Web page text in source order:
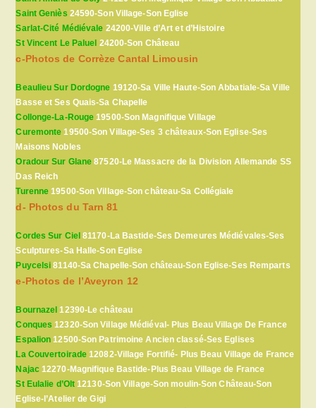
Saint Geniès 24590-Son Village-Son Eglise
Sarlat-Cité Médiévale 24200-Ville d’Art et d’Histoire
St Vincent Le Paluel 24200-Son Château
c-Photos de Corrèze Cantal Limousin
Beaulieu Sur Dordogne 19120-Sa Ville Haute-Son Abbatiale-Sa Ville
Basse et Ses Quais-Sa Chapelle
Collonge-La-Rouge 19500-Son Magnifique Village
Curemonte 19500-Son Village-Ses 3 châteaux-Son Eglise-Ses
Maisons Nobles
Oradour Sur Glane 87520-Le Massacre de la Division Allemande SS
Das Reich
Turenne 19500-Son Village-Son château-Sa Collégiale
d- Photos du Tarn 81
Cordes Sur Ciel 81170-La Bastide-Ses Demeures Médiévales-Ses
Sculptures-Sa Halle-Son Eglise
Puycelsi 81140-Sa Chapelle-Son château-Son Eglise-Ses Remparts
e-Photos de l’Aveyron 12
Bournazel 12390-Le château
Conques 12320-Son Village Médiéval- Plus Beau Village De France
Espalion 12500-Son Patrimoine Ancien classé-Ses Eglises
La Couvertoirade 12082-Village Fortifié- Plus Beau Village de France
Najac12270-Magnifique Bastide-Plus Beau Village de France
St Eulalie d’Olt 12130-Son Village-Son moulin-Son Château-Son
Eglise-l’Atelier de Gigi